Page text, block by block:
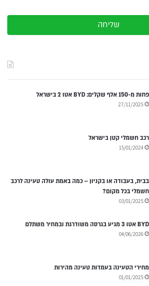
שליחה
פחות מ-150 אלף שקלים: BYD אטו 2 בישראל
27/11/2025
רכב חשמלי קטן בישראל
15/01/2024
בבית, בעבודה או בקניון – כמה באמת עולה טעינה לרכב
חשמלי בכל מקום?
03/01/2025
BYD אטו 3 מגיע בגרסה משודרגת ובמחיר משתלם
04/06/2026
מחירי הטעינה בעמדות טעינה מהירות
01/01/2025